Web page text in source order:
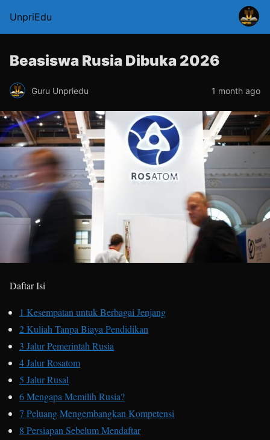
UnpriEdu
Beasiswa Rusia Dibuka 2026
Guru Unpriedu 1 month ago
Daftar Isi
1 Kesempatan untuk Berbagai Jenjang
2Kuliah Tanpa Biaya Pendidikan
3 Jalur Pemerintah Rusia
4Jalur Rosatom
5 Jalur Rusal
6Mengapa Memilih Rusia?
7 Peluang Mengembangkan Kompetensi
8 Persiapan Sebelum Mendaftar